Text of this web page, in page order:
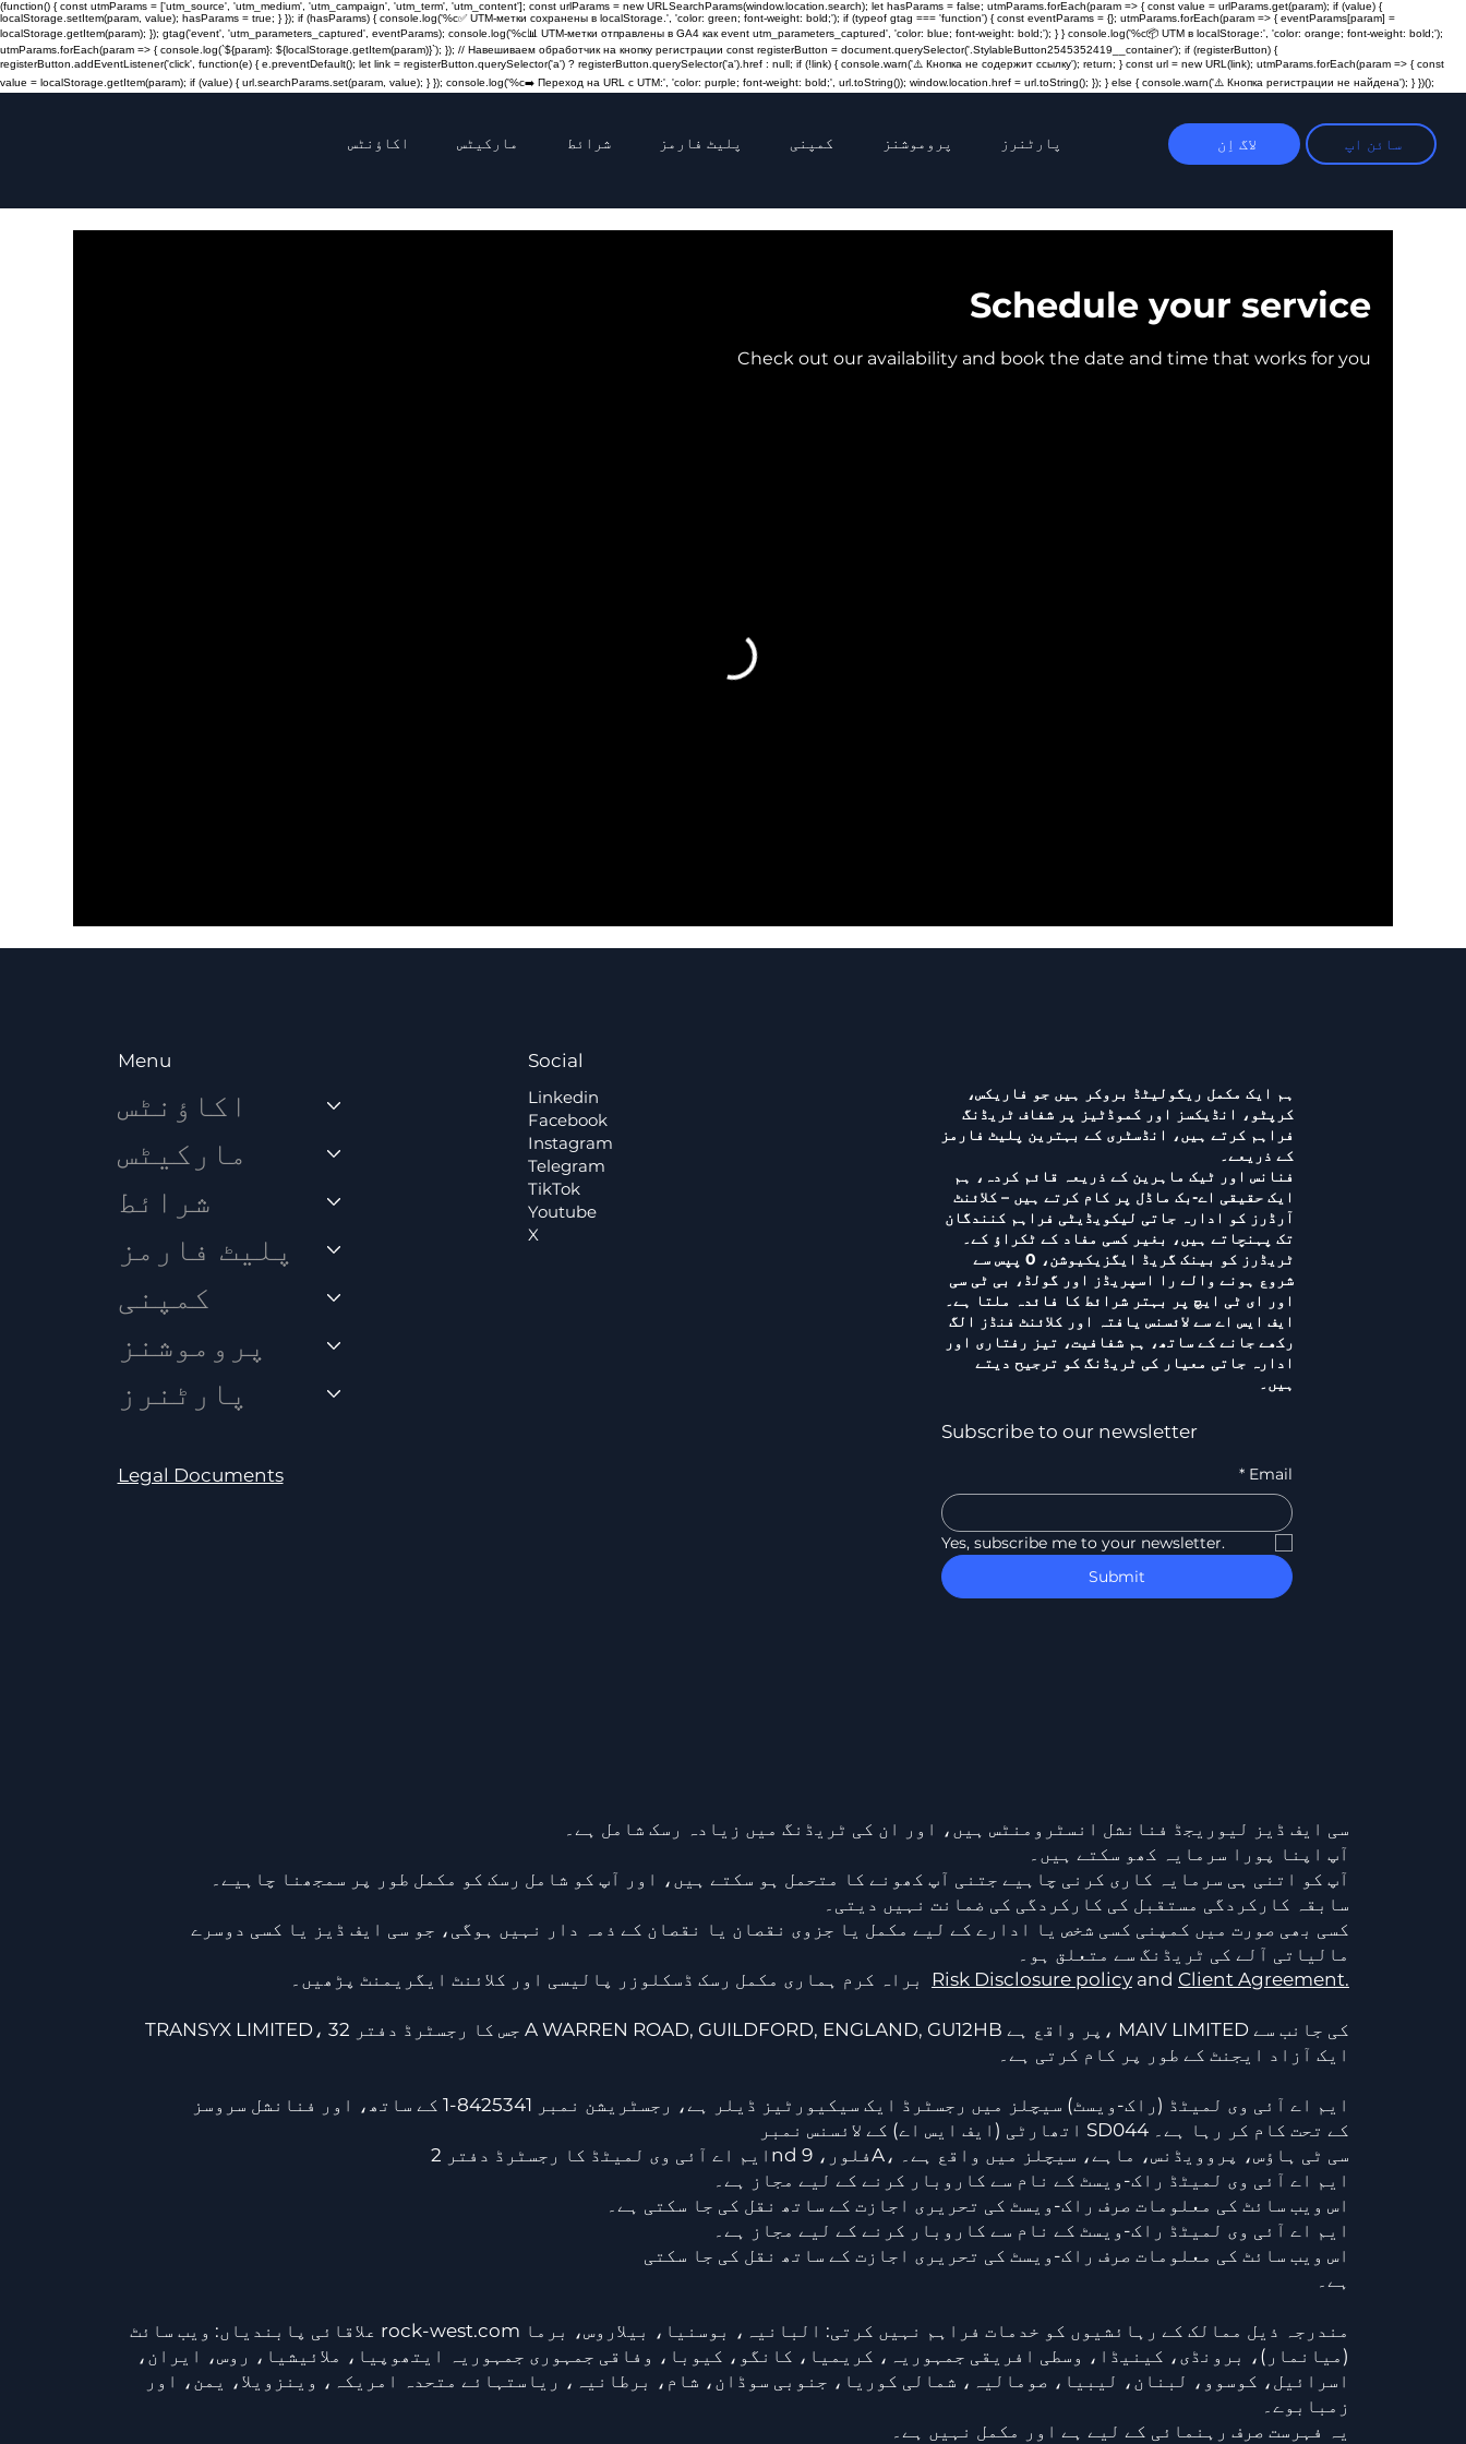
(function() { const utmParams = ['utm_source', 'utm_medium', 'utm_campaign', 'utm_term', 'utm_content']; const urlParams = new URLSearchParams(window.location.search); let hasParams = false; utmParams.forEach(param => { const value = urlParams.get(param); if (value) {
localStorage.setItem(param, value); hasParams = true; } }); if (hasParams) { console.log('%c✅ UTM-метки сохранены в localStorage.', 'color: green; font-weight: bold;'); if (typeof gtag === 'function') { const eventParams = {}; utmParams.forEach(param => { eventParams[param] =
localStorage.getItem(param); }); gtag('event', 'utm_parameters_captured', eventParams); console.log('%c📊 UTM-метки отправлены в GA4 как event utm_parameters_captured', 'color: blue; font-weight: bold;'); } } console.log('%c📦 UTM в localStorage:', 'color: orange; font-weight: bold;');
utmParams.forEach(param => { console.log(`${param}: ${localStorage.getItem(param)}`); }); // Навешиваем обработчик на кнопку регистрации const registerButton = document.querySelector('.StylableButton2545352419__container'); if (registerButton) {
registerButton.addEventListener('click', function(e) { e.preventDefault(); let link = registerButton.querySelector('a') ? registerButton.querySelector('a').href : null; if (!link) { console.warn('⚠️ Кнопка не содержит ссылку'); return; } const url = new URL(link); utmParams.forEach(param => { const
value = localStorage.getItem(param); if (value) { url.searchParams.set(param, value); } }); console.log('%c➡️ Переход на URL с UTM:', 'color: purple; font-weight: bold;', url.toString()); window.location.href = url.toString(); }); } else { console.warn('⚠️ Кнопка регистрации не найдена'); } })();
اکاؤنٹس مارکیٹس شرائط پلیٹ فارمز کمپنی پروموشنز پارٹنرز لاگ اِن سائن اپ
Schedule your service
Check out our availability and book the date and time that works for you
Menu
اکاؤنٹس
مارکیٹس
شرائط
پلیٹ فارمز
کمپنی
پروموشنز
پارٹنرز
Legal Documents
Social
Linkedin
Facebook
Instagram
Telegram
TikTok
Youtube
X
ہم ایک مکمل ریگولیٹڈ بروکر ہیں جو فاریکس،
کرپٹو، انڈیکسز اور کموڈٹیز پر شفاف ٹریڈنگ
فراہم کرتے ہیں، انڈسٹری کے بہترین پلیٹ فارمز
کے ذریعے۔
فنانس اور ٹیک ماہرین کے ذریعہ قائم کردہ، ہم
ایک حقیقی اے-بک ماڈل پر کام کرتے ہیں – کلائنٹ
آرڈرز کو ادارہ جاتی لیکویڈیٹی فراہم کنندگان
تک پہنچاتے ہیں، بغیر کسی مفاد کے ٹکراؤ کے۔
ٹریڈرز کو بینک گریڈ ایگزیکیوشن، 0 پپس سے
شروع ہونے والے را اسپریڈز اور گولڈ، بی ٹی سی
اور ای ٹی ایچ پر بہتر شرائط کا فائدہ ملتا ہے۔
ایف ایس اے سے لائسنس یافتہ اور کلائنٹ فنڈز الگ
رکھے جانے کے ساتھ، ہم شفافیت، تیز رفتاری اور
ادارہ جاتی معیار کی ٹریڈنگ کو ترجیح دیتے
ہیں۔
Subscribe to our newsletter
Email
*
Yes, subscribe me to your newsletter.
Submit
سی ایف ڈیز لیوریجڈ فنانشل انسٹرومنٹس ہیں، اور ان کی ٹریڈنگ میں زیادہ رسک شامل ہے۔
آپ اپنا پورا سرمایہ کھو سکتے ہیں۔
آپ کو اتنی ہی سرمایہ کاری کرنی چاہیے جتنی آپ کھونے کا متحمل ہو سکتے ہیں، اور آپ کو شامل رسک کو مکمل طور پر سمجھنا چاہیے۔
سابقہ کارکردگی مستقبل کی کارکردگی کی ضمانت نہیں دیتی۔
کسی بھی صورت میں کمپنی کسی شخص یا ادارے کے لیے مکمل یا جزوی نقصان یا نقصان کے ذمہ دار نہیں ہوگی، جو سی ایف ڈیز یا کسی دوسرے
مالیاتی آلے کی ٹریڈنگ سے متعلق ہو۔
Risk Disclosure policyand Client Agreement.
TRANSYX LIMITED، جس کا رجسٹرڈ دفتر 32 A WARREN ROAD, GUILDFORD, ENGLAND, GU12HB پر واقع ہے، MAIV LIMITED کی جانب سے
ایک آزاد ایجنٹ کے طور پر کام کرتی ہے۔
ایم اے آئی وی لمیٹڈ (راک-ویسٹ) سیچلز میں رجسٹرڈ ایک سیکیورٹیز ڈیلر ہے، رجسٹریشن نمبر 8425341-1 کے ساتھ، اور فنانشل سروسز
اتھارٹی (ایف ایس اے) کے لائسنس نمبر SD044 کے تحت کام کر رہا ہے۔
ایم اے آئی وی لمیٹڈ کا رجسٹرڈ دفتر 2nd فلور، 9A، سی ٹی ہاؤس، پروویڈنس، ماہے، سیچلز میں واقع ہے۔
ایم اے آئی وی لمیٹڈ راک-ویسٹ کے نام سے کاروبار کرنے کے لیے مجاز ہے۔
اس ویب سائٹ کی معلومات صرف راک-ویسٹ کی تحریری اجازت کے ساتھ نقل کی جا سکتی ہے۔
ایم اے آئی وی لمیٹڈ راک-ویسٹ کے نام سے کاروبار کرنے کے لیے مجاز ہے۔
اس ویب سائٹ کی معلومات صرف راک-ویسٹ کی تحریری اجازت کے ساتھ نقل کی جا سکتی
ہے۔
علاقائی پابندیاں: ویب سائٹ rock-west.com مندرجہ ذیل ممالک کے رہائشیوں کو خدمات فراہم نہیں کرتی: البانیہ، بوسنیا، بیلاروس، برما
(میانمار)، برونڈی، کینیڈا، وسطی افریقی جمہوریہ، کریمیا، کانگو، کیوبا، وفاقی جمہوری جمہوریہ ایتھوپیا، ملائیشیا، روس، ایران،
اسرائیل، کوسوو، لبنان، لیبیا، صومالیہ، شمالی کوریا، جنوبی سوڈان، شام، برطانیہ، ریاستہائے متحدہ امریکہ، وینزویلا، یمن، اور
زمبابوے۔
یہ فہرست صرف رہنمائی کے لیے ہے اور مکمل نہیں ہے۔